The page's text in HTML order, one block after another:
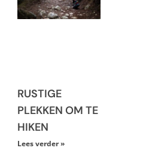
RUSTIGE
PLEKKEN OM TE
HIKEN
Lees verder »